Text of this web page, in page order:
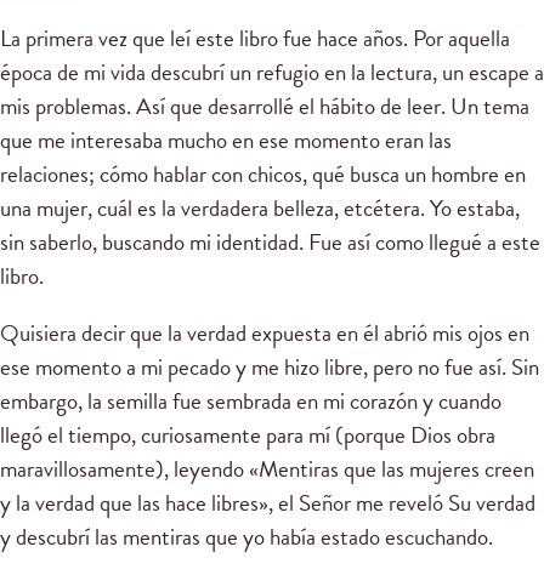
La primera vez que leí este libro fue hace años. Por aquella
época de mi vida descubrí un refugio en la lectura, un escape a
mis problemas. Así que desarrollé el hábito de leer. Un tema
que me interesaba mucho en ese momento eran las
relaciones; cómo hablar con chicos, qué busca un hombre en
una mujer, cuál es la verdadera belleza, etcétera. Yo estaba,
sin saberlo, buscando mi identidad. Fue así como llegué a este
libro.
Quisiera decir que la verdad expuesta en él abrió mis ojos en
ese momento a mi pecado y me hizo libre, pero no fue así. Sin
embargo, la semilla fue sembrada en mi corazón y cuando
llegó el tiempo, curiosamente para mí (porque Dios obra
maravillosamente), leyendo «Mentiras que las mujeres creen
y la verdad que las hace libres», el Señor me reveló Su verdad
y descubrí las mentiras que yo había estado escuchando.